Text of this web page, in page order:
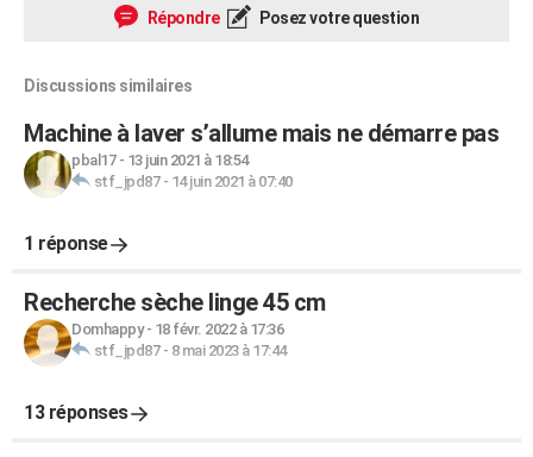
Répondre Posez votre question
Discussions similaires
Machine à laver s’allume mais ne démarre pas
pbal17- 13 juin 2021 à 18:54
stf_jpd87- 14 juin 2021 à 07:40
1 réponse
Recherche sèche linge 45 cm
Domhappy- 18 févr. 2022 à 17:36
stf_jpd87- 8 mai 2023 à 17:44
13 réponses